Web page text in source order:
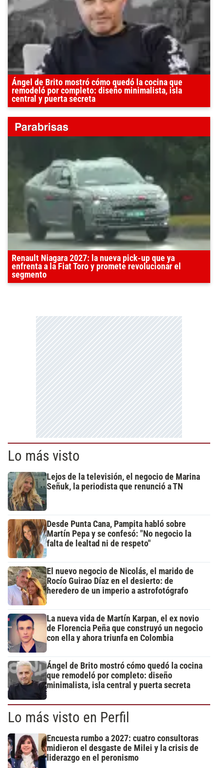
Ángel de Brito mostró cómo quedó la cocina que
remodeló por completo: diseño minimalista, isla
central y puerta secreta
Renault Niagara 2027: la nueva pick-up que ya
enfrenta a la Fiat Toro y promete revolucionar el
segmento
Lo más visto
Lejos de la televisión, el negocio de Marina
Señuk, la periodista que renunció a TN
Desde Punta Cana, Pampita habló sobre
Martín Pepa y se confesó: "No negocio la
falta de lealtad ni de respeto"
El nuevo negocio de Nicolás, el marido de
Rocío Guirao Díaz en el desierto: de
heredero de un imperio a astrofotógrafo
La nueva vida de Martín Karpan, el ex novio
de Florencia Peña que construyó un negocio
con ella y ahora triunfa en Colombia
Ángel de Brito mostró cómo quedó la cocina
que remodeló por completo: diseño
minimalista, isla central y puerta secreta
Lo más visto en Perfil
Encuesta rumbo a 2027: cuatro consultoras
midieron el desgaste de Milei y la crisis de
liderazgo en el peronismo